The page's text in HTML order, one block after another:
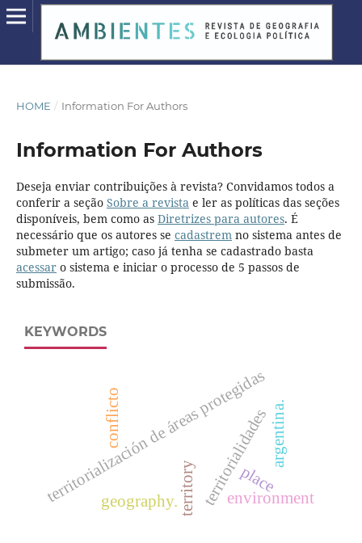
HOME / Information For Authors
Information For Authors
Deseja enviar contribuições à revista? Convidamos todos a
conferir a seção Sobre a revistae ler as políticas das seções
disponíveis, bem como as Diretrizes para autores. É
necessário que os autores se cadastremno sistema antes de
submeter um artigo; caso já tenha se cadastrado basta
acessaro sistema e iniciar o processo de 5 passos de
submissão.
KEYWORDS
territorialización de áreas protegidas
territorialidades
conflicto argentina.
environment
territory place
geography.